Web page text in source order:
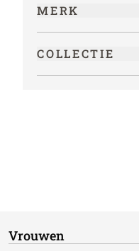
MERK
COLLECTIE
Vrouwen